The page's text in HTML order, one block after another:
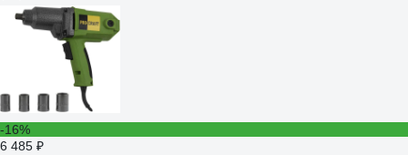
-16%
6 485 ₽